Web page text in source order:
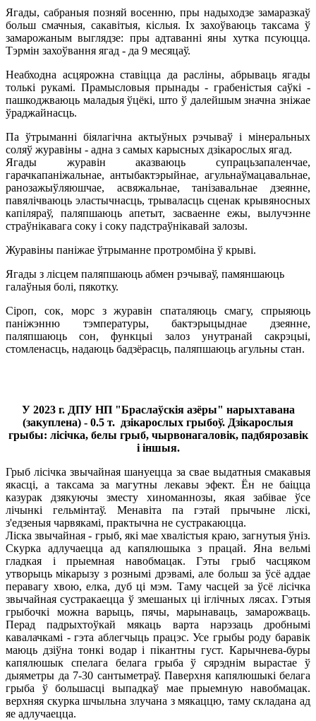
Ягады, сабраныя позняй восенню, пры надыходзе замаразкаў
больш смачныя, сакавітыя, кіслыя. Іх захоўваюць таксама ў
замарожаным выглядзе: пры адтаванні яны хутка псуюцца.
Тэрмін захоўвання ягад - да 9 месяцаў.
Неабходна асцярожна ставіцца да расліны, абрываць ягады
толькі рукамі. Прамысловыя прынады - грабеністыя саўкі -
пашкоджваюць маладыя ўцёкі, што ў далейшым значна зніжае
ўраджайнасць.
Па ўтрыманні біялагічна актыўных рэчываў і мінеральных
соляў журавіны - адна з самых карысных дзікарослых ягад.
Ягады журавін аказваюць супрацьзапаленчае,
гарачкапаніжальнае, антыбактэрыйнае, агульнаўмацавальнае,
ранозажыўляюшчае, асвяжальнае, танізавальнае дзеянне,
павялічваюць эластычнасць, трываласць сценак крывяносных
капіляраў, паляпшаюць апетыт, засваенне ежы, вылучэнне
страўнікавага соку і соку падстраўнікавай залозы.
Журавіны паніжае ўтрыманне протромбіна ў крыві.
Ягады з лісцем паляпшаюць абмен рэчываў, памяншаюць
галаўныя болі, пякотку.
Сіроп, сок, морс з журавін спаталяюць смагу, спрыяюць
паніжэнню тэмпературы, бактэрыцыднае дзеянне,
паляпшаюць сон, функцыі залоз унутранай сакрэцыі,
стомленасць, надаюць бадзёрасць, паляпшаюць агульны стан.
У 2023 г. ДПУ НП "Браслаўскія азёры" нарыхтавана
(закуплена) - 0.5 т. дзікарослых грыбоў. Дзікарослыя
грыбы: лісічка, белы грыб, чырвонагаловік, падбярозавік
і іншыя.
Грыб лісічка звычайная шануецца за свае выдатныя смакавыя
якасці, а таксама за магутны лекавы эфект. Ён не баіцца
казурак дзякуючы зместу хиноманнозы, якая забівае ўсе
лічынкі гельмінтаў. Менавіта па гэтай прычыне ліскі,
з'едзеныя чарвякамі, практычна не сустракаюцца.
Ліска звычайная - грыб, які мае хвалістыя краю, загнутыя ўніз.
Скурка адлучаецца ад капялюшыка з працай. Яна вельмі
гладкая і прыемная навобмацак. Гэты грыб часцяком
утворыць мікарызу з рознымі дрэвамі, але больш за ўсё аддае
перавагу хвою, елка, дуб ці мэм. Таму часцей за ўсё лісічка
звычайная сустракаецца ў змешаных ці іглічных лясах. Гэтыя
грыбочкі можна варыць, пячы, марынаваць, замарожваць.
Перад падрыхтоўкай мякаць варта нарэзаць дробнымі
кавалачкамі - гэта аблегчыць працэс. Усе грыбы роду баравік
маюць дзіўна тонкі водар і пікантны густ. Карычнева-буры
капялюшык спелага белага грыба ў сярэднім вырастае ў
дыяметры да 7-30 сантыметраў. Паверхня капялюшыкі белага
грыба ў большасці выпадкаў мае прыемную навобмацак.
верхняя скурка шчыльна злучана з мякаццю, таму складана ад
яе адлучаецца.